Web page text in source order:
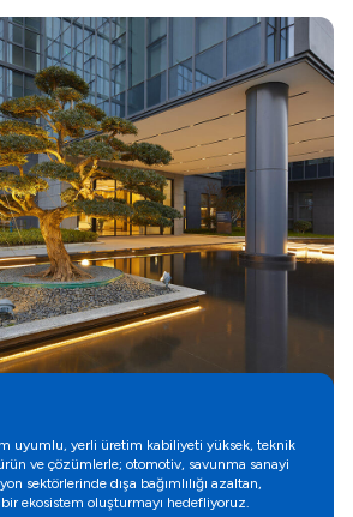
uyumlu, yerli üretim kabiliyeti yüksek, teknik
ve çözümlerle; otomotiv, savunma sanayi
sektörlerinde dışa bağımlılığı azaltan,
ekosistem oluşturmayı hedefliyoruz.